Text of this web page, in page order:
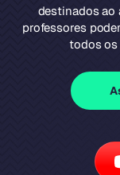
destinados ao
professores
todos os